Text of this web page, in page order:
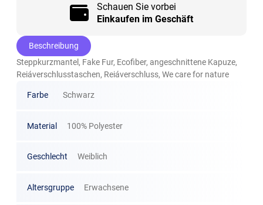
Schauen Sie vorbei
Einkaufen im Geschäft
Beschreibung
Steppkurzmantel, Fake Fur, Ecofiber, angeschnittene Kapuze,
Reiáverschlusstaschen, Reiáverschluss, We care for nature
Farbe Schwarz
Material 100% Polyester
Geschlecht Weiblich
Altersgruppe Erwachsene